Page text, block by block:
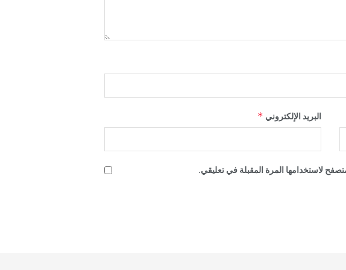
البريد الإلكتروني *
لاستخدامها المرة المقبلة في تعليقي.